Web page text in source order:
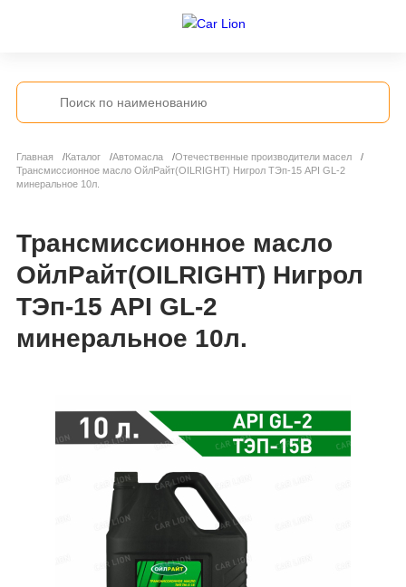
Главная Каталог Автомасла
Отечественные производители масел
Трансмиссионное масло ОйлРайт(OILRIGHT) Нигрол ТЭп-15 API GL-2
минеральное 10л.
Трансмиссионное масло
ОйлРайт(OILRIGHT) Нигрол
ТЭп-15 API GL-2
минеральное 10л.